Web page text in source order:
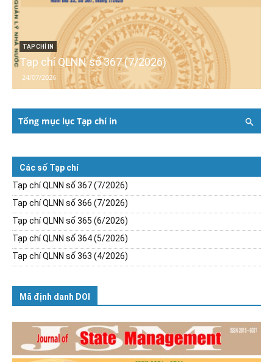
TẠP CHÍ IN
Tạp chí QLNN số 367 (7/2026)
24/07/2026
Tổng mục lục Tạp chí in
Các số Tạp chí
Tạp chí QLNN số 367 (7/2026)
Tạp chí QLNN số 366 (7/2026)
Tạp chí QLNN số 365 (6/2026)
Tạp chí QLNN số 364 (5/2026)
Tạp chí QLNN số 363 (4/2026)
Mã định danh DOI